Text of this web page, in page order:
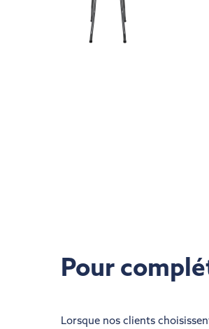
Pour
Lorsque nos clients